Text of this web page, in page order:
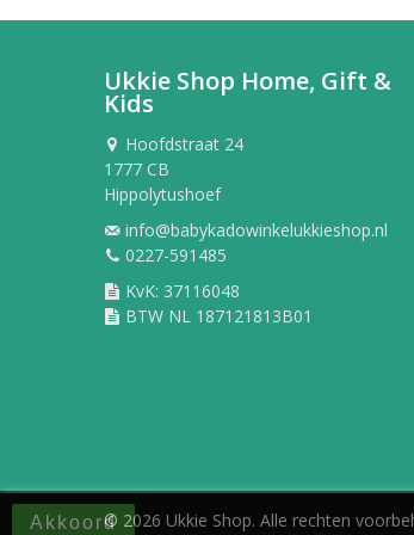
Ukkie Shop Home, Gift &
Kids
Hoofdstraat 24
1777 CB
Hippolytushoef
info@babykadowinkelukkieshop.nl
0227-591485
KvK: 37116048
BTW NL 187121813B01
Akkoord© 2026 Ukkie Shop. Alle rechten